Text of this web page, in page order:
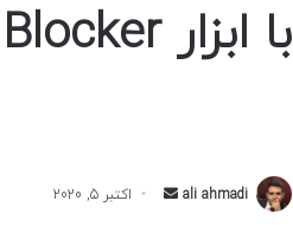
با ابزار IP Blocker
ali ahmadi اکتبر 5, 2020